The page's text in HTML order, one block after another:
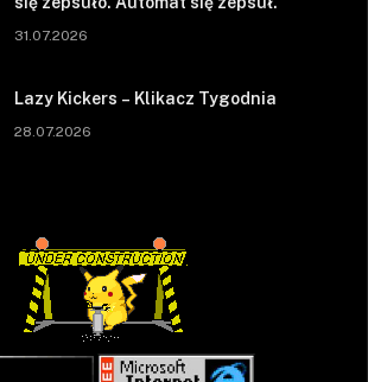
31.07.2026
Lazy Kickers – Klikacz Tygodnia
28.07.2026